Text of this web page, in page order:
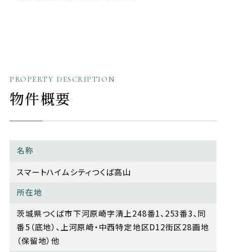
PROPERTY DESCRIPTION
物件概要
名称
スマートハイムシティつくば高山
所在地
茨城県つくば市下河原崎字清上248番1、253番3、同
番5（底地）、上河原崎・中西特定地区D12街区28画地
（保留地）他